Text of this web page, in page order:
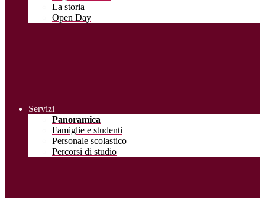
La storia
Open Day
Servizi
Panoramica
Famiglie e studenti
Personale scolastico
Percorsi di studio